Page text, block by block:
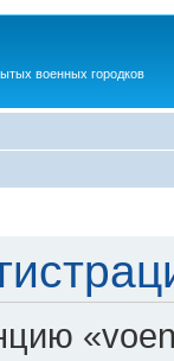
военных городков